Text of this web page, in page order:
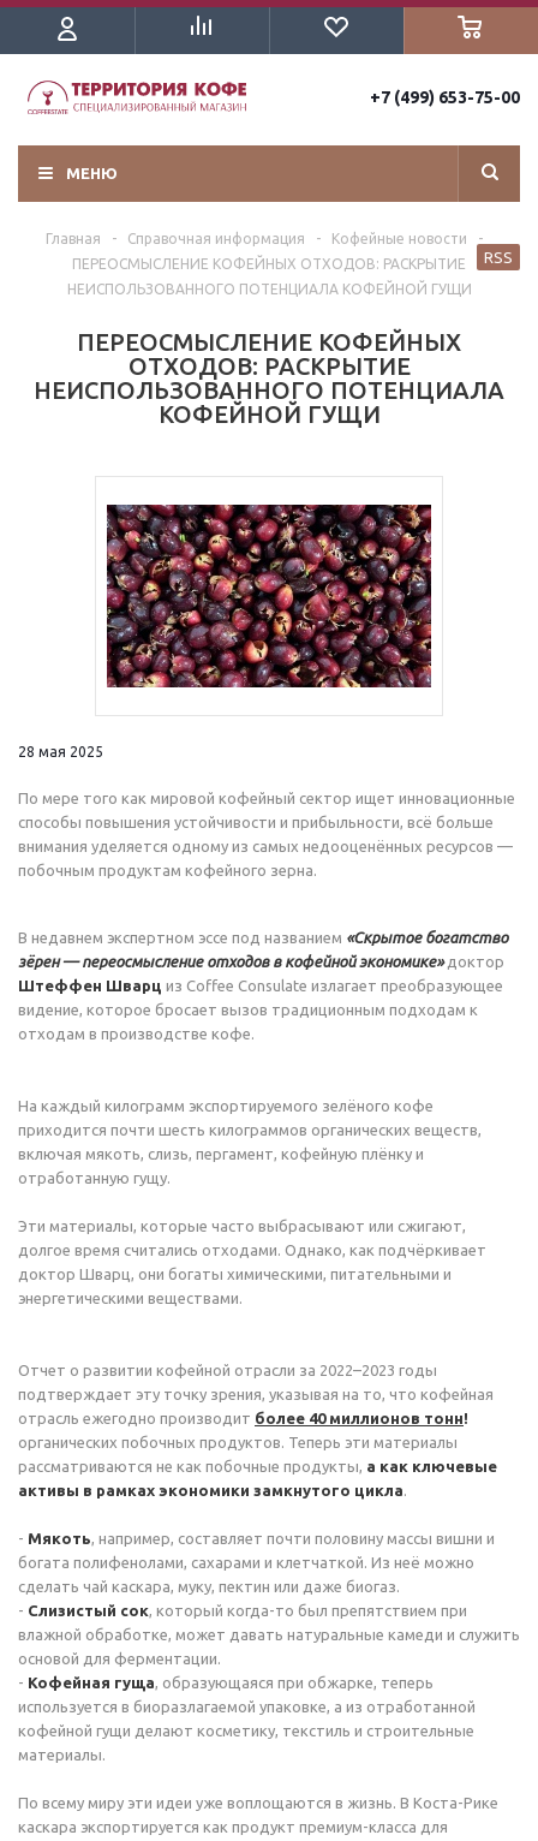
+7 (499) 653-75-00
МЕНЮ
Главная - Справочная информация - Кофейные новости
-
ПЕРЕОСМЫСЛЕНИЕ КОФЕЙНЫХ ОТХОДОВ: РАСКРЫТИЕ
НЕИСПОЛЬЗОВАННОГО ПОТЕНЦИАЛА КОФЕЙНОЙ ГУЩИ
ПЕРЕОСМЫСЛЕНИЕ КОФЕЙНЫХ
ОТХОДОВ: РАСКРЫТИЕ
НЕИСПОЛЬЗОВАННОГО ПОТЕНЦИАЛА
КОФЕЙНОЙ ГУЩИ
RSS
28 мая 2025
По мере того как мировой кофейный сектор ищет инновационные
способы повышения устойчивости и прибыльности, всё больше
внимания уделяется одному из самых недооценённых ресурсов —
побочным продуктам кофейного зерна.
В недавнем экспертном эссе под названием «Скрытое богатство
зёрен — переосмысление отходов в кофейной экономике»доктор
Штеффен Шварц из Coffee Consulate излагает преобразующее
видение, которое бросает вызов традиционным подходам к
отходам в производстве кофе.
На каждый килограмм экспортируемого зелёного кофе
приходится почти шесть килограммов органических веществ,
включая мякоть, слизь, пергамент, кофейную плёнку и
отработанную гущу.
Эти материалы, которые часто выбрасывают или сжигают,
долгое время считались отходами. Однако, как подчёркивает
доктор Шварц, они богаты химическими, питательными и
энергетическими веществами.
Отчет о развитии кофейной отрасли за 2022–2023 годы
подтверждает эту точку зрения, указывая на то, что кофейная
отрасль ежегодно производит более 40 миллионов тонн!
органических побочных продуктов. Теперь эти материалы
рассматриваются не как побочные продукты, а как ключевые
активы в рамках экономики замкнутого цикла.
- Мякоть, например, составляет почти половину массы вишни и
богата полифенолами, сахарами и клетчаткой. Из неё можно
сделать чай каскара, муку, пектин или даже биогаз.
- Слизистый сок, который когда-то был препятствием при
влажной обработке, может давать натуральные камеди и служить
основой для ферментации.
- Кофейная гуща, образующаяся при обжарке, теперь
используется в биоразлагаемой упаковке, а из отработанной
кофейной гущи делают косметику, текстиль и строительные
материалы.
По всему миру эти идеи уже воплощаются в жизнь. В Коста-Рике
каскара экспортируется как продукт премиум-класса для